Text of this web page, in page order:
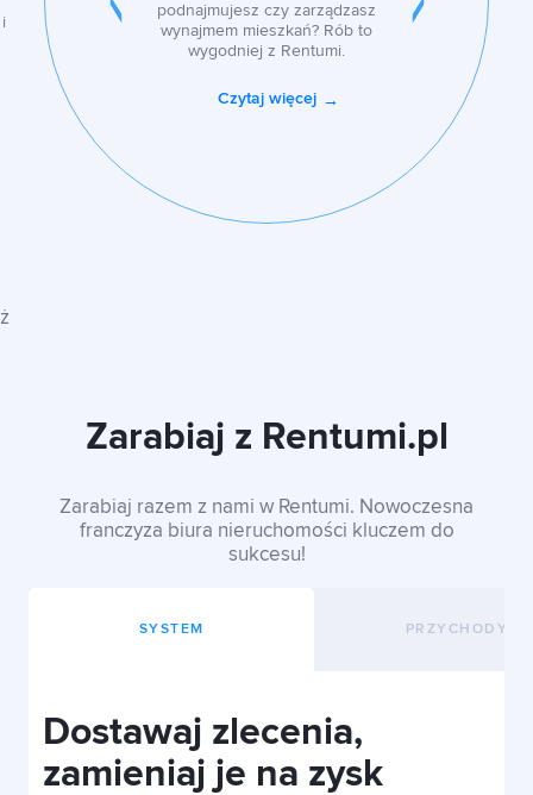
podnajmujesz czy zarządzasz
wynajmem mieszkań? Rób to
wygodniej z Rentumi.
Czytaj więcej
ż
Zarabiaj z Rentumi.pl
Zarabiaj razem z nami w Rentumi. Nowoczesna
franczyza biura nieruchomości kluczem do
sukcesu!
SYSTEM PRZYCHODY
Dostawaj zlecenia,
zamieniaj je na zysk